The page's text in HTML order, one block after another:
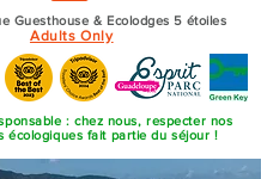
Guesthouse & Ecolodges 5 étoiles
Adults Only
: chez nous, respecter nos
écologiques fait partie du séjour !